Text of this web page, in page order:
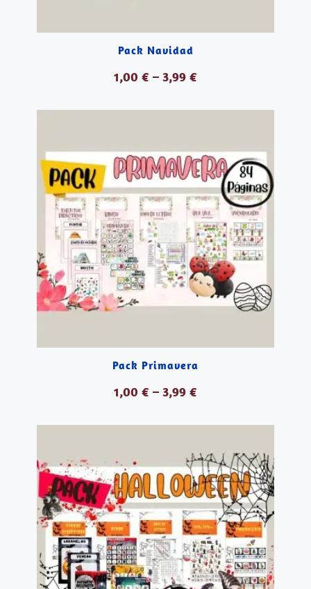
Pack Navidad
1,00 € – 3,99 €
Pack Primavera
1,00 € – 3,99 €